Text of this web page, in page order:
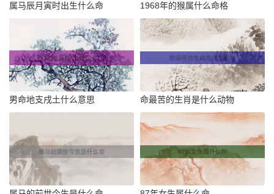
属马辰月寅时出生什么命 1968年的猴属什么命格
男命地支戌土什么意思 命最苦的生肖是什么动物